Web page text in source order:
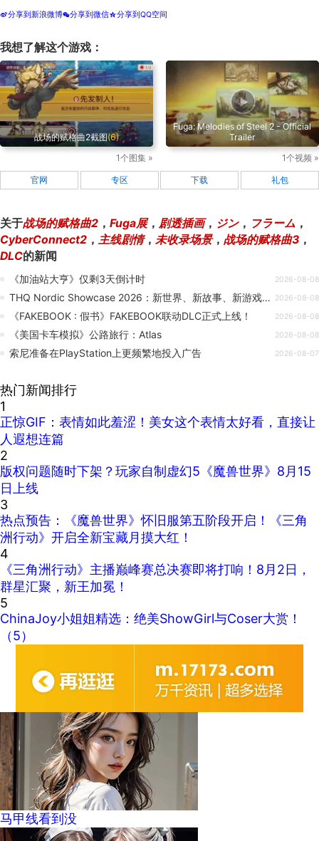
t分享到新浪微博w分享到微信z分享到QQ空间
我想了解这个游戏：
战场的赋格曲2截图(6)
1个图集 »
Fuga: Melodies of Steel 2 - Official
Trailer
1个视频 »
官网 专区 下载 礼包
关于战场的赋格曲2 ， Fuga展， 剧透插画， ジン， フラーム ，
CyberConnect2 ， 主线剧情， 未收录场景， 战场的赋格曲3 ，
DLC的新闻
《加油站大亨》仅剩3天倒计时 2026-08-08
THQ Nordic Showcase 2026：新世界、新故事、新游戏与新折扣 2026-08-08
《FAKEBOOK : 假书》FAKEBOOK联动DLC正式上线！ 2026-08-08
《美国卡车模拟》公路旅行：Atlas 2026-08-08
索尼准备在PlayStation上更频繁地投入广告 2026-08-07
热门新闻排行
1
正惊GIF：表情如此羞涩！美女这个表情太好看，直接让
人遐想连篇
2
版权问题随时下架？玩家自制虚幻5《魔兽世界》8月15
日上线
3
热点预告：《魔兽世界》怀旧服第五阶段开启！《三角
洲行动》开启全新宝藏月摸大红！
4
《三角洲行动》主播巅峰赛总决赛即将打响！8月2日，
群星汇聚，新王加冕！
5
ChinaJoy小姐姐精选：绝美ShowGirl与Coser大赏！
（5）
马甲线看到没